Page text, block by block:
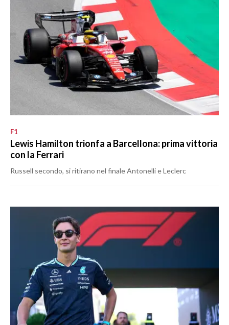
F1
Lewis Hamilton trionfa a Barcellona: prima vittoria
con la Ferrari
Russell secondo, si ritirano nel finale Antonelli e Leclerc